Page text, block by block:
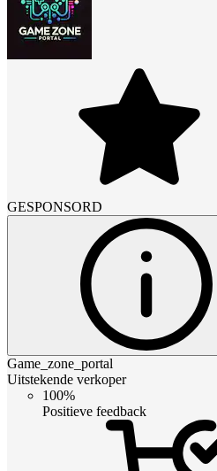
GESPONSORD
Game_zone_portal
Uitstekende verkoper
100%
Positieve feedback